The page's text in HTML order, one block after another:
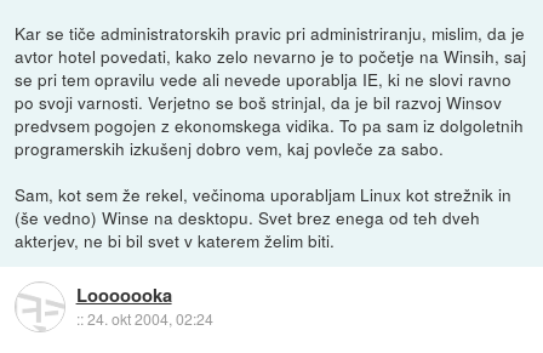
Kar se tiče administratorskih pravic pri administriranju, mislim, da je
avtor hotel povedati, kako zelo nevarno je to početje na Winsih, saj
se pri tem opravilu vede ali nevede uporablja IE, ki ne slovi ravno
po svoji varnosti. Verjetno se boš strinjal, da je bil razvoj Winsov
predvsem pogojen z ekonomskega vidika. To pa sam iz dolgoletnih
programerskih izkušenj dobro vem, kaj povleče za sabo.
Sam, kot sem že rekel, večinoma uporabljam Linux kot strežnik in
(še vedno) Winse na desktopu. Svet brez enega od teh dveh
akterjev, ne bi bil svet v katerem želim biti.
Looooooka
::24. okt 2004, 02:24